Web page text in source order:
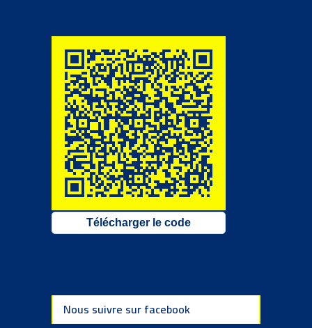
Télécharger le code
Nous suivre sur facebook